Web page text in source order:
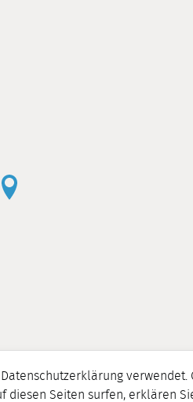
verwendet.
diesen Seiten surfen, erklären